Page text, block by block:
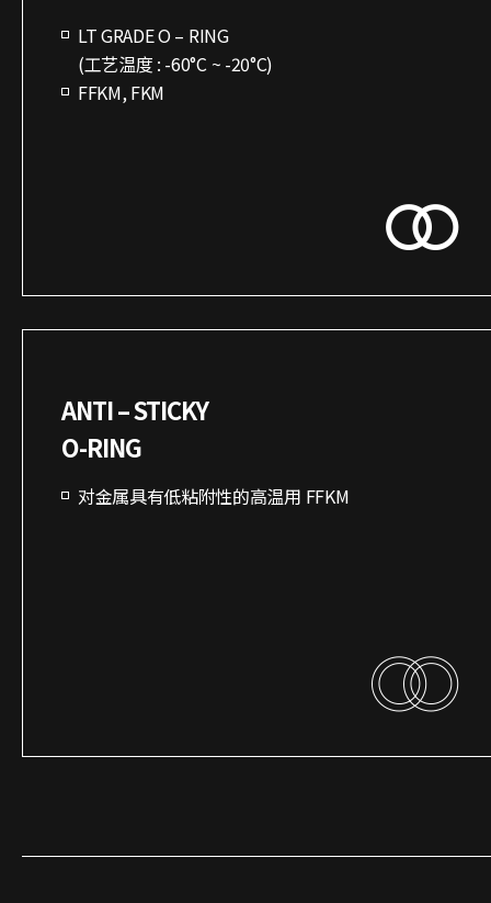
LT GRADE O – RING
(工艺温度 : -60°C ~ -20°C)
FFKM, FKM
ANTI – STICKY
O-RING
对金属具有低粘附性的高温用 FFKM